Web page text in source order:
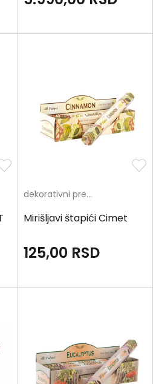
dekorativni predmeti
Mirišljavi štapići Cimet
125,00 RSD